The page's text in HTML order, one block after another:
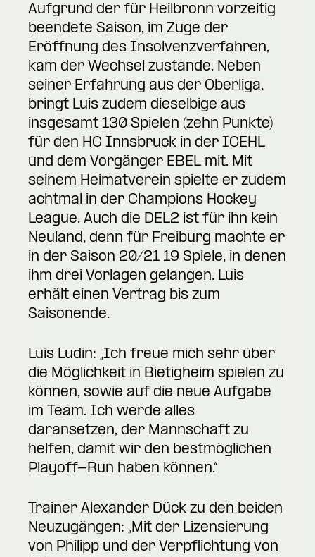
Aufgrund der für Heilbronn vorzeitig
beendete Saison, im Zuge der
Eröffnung des Insolvenzverfahren,
kam der Wechsel zustande. Neben
seiner Erfahrung aus der Oberliga,
bringt Luis zudem dieselbige aus
insgesamt 130 Spielen (zehn Punkte)
für den HC Innsbruck in der ICEHL
und dem Vorgänger EBEL mit. Mit
seinem Heimatverein spielte er zudem
achtmal in der Champions Hockey
League. Auch die DEL2 ist für ihn kein
Neuland, denn für Freiburg machte er
in der Saison 20/21 19 Spiele, in denen
ihm drei Vorlagen gelangen. Luis
erhält einen Vertrag bis zum
Saisonende.
Luis Ludin: „Ich freue mich sehr über
die Möglichkeit in Bietigheim spielen zu
können, sowie auf die neue Aufgabe
im Team. Ich werde alles
daransetzen, der Mannschaft zu
helfen, damit wir den bestmöglichen
Playoff-Run haben können.“
Trainer Alexander Dück zu den beiden
Neuzugängen: „Mit der Lizensierung
von Philipp und der Verpflichtung von